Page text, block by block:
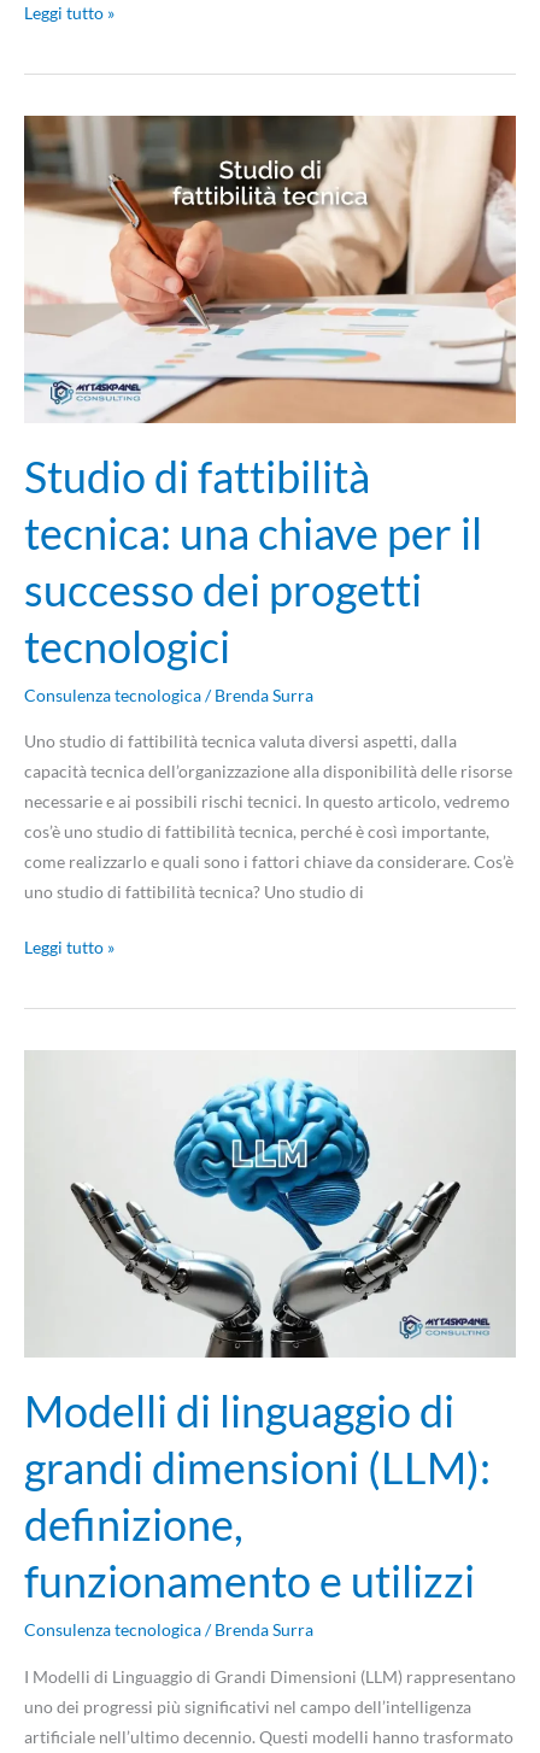
Leggi tutto »
Studio di fattibilità
tecnica: una chiave per il
successo dei progetti
tecnologici
Consulenza tecnologica/Brenda Surra
Uno studio di fattibilità tecnica valuta diversi aspetti, dalla
capacità tecnica dell’organizzazione alla disponibilità delle risorse
necessarie e ai possibili rischi tecnici. In questo articolo, vedremo
cos’è uno studio di fattibilità tecnica, perché è così importante,
come realizzarlo e quali sono i fattori chiave da considerare. Cos’è
uno studio di fattibilità tecnica? Uno studio di
Studio
fattibilità
tecnica:
chiave
per
il
successo
tecnologici
Leggi tutto »
Modelli di linguaggio di
grandi dimensioni (LLM):
definizione,
funzionamento e utilizzi
Consulenza tecnologica/Brenda Surra
I Modelli di Linguaggio di Grandi Dimensioni (LLM) rappresentano
uno dei progressi più significativi nel campo dell’intelligenza
artificiale nell’ultimo decennio. Questi modelli hanno trasformato
grandi
dimensioni